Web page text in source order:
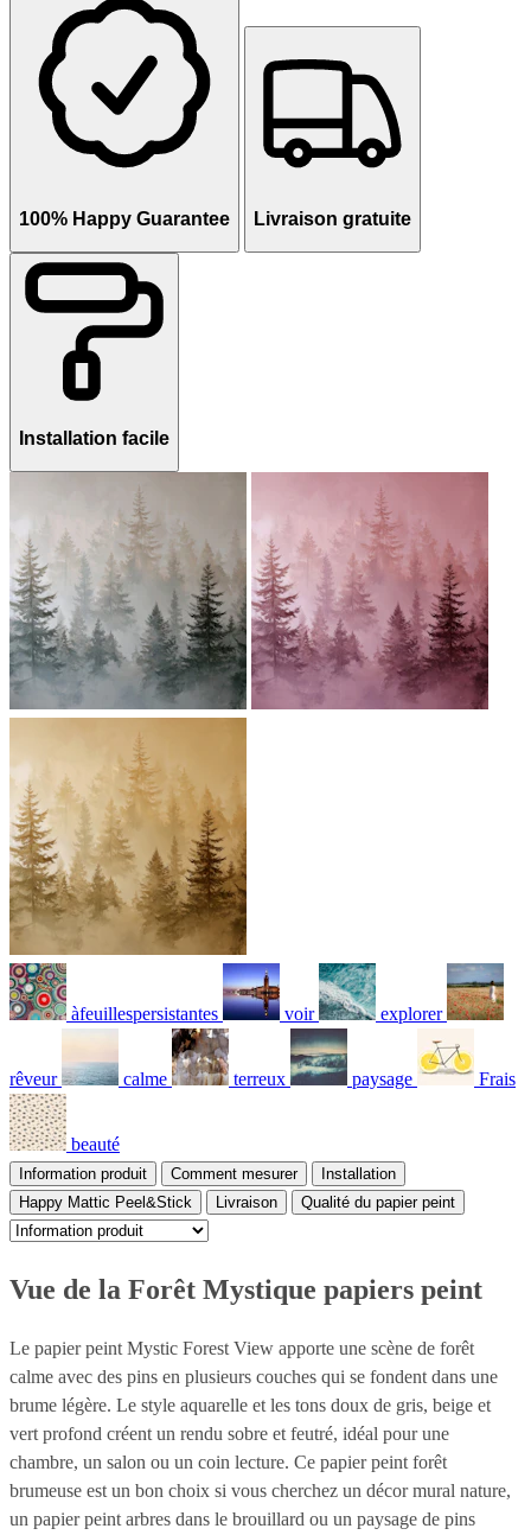
100% Happy Guarantee Livraison gratuite
Installation facile
àfeuillespersistantes voir explorer
rêveur calme terreux paysage Frais
beauté
Information produit Comment mesurer
Installation
Happy Mattic Peel&Stick
Livraison Qualité du papier peint
Vue de la Forêt Mystique papiers peint
Le papier peint Mystic Forest View apporte une scène de forêt
calme avec des pins en plusieurs couches qui se fondent dans une
brume légère. Le style aquarelle et les tons doux de gris, beige et
vert profond créent un rendu sobre et feutré, idéal pour une
chambre, un salon ou un coin lecture. Ce papier peint forêt
brumeuse est un bon choix si vous cherchez un décor mural nature,
un papier peint arbres dans le brouillard ou un paysage de pins